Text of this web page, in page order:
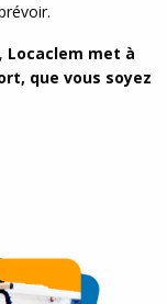
Locaclem met à
que vous soyez